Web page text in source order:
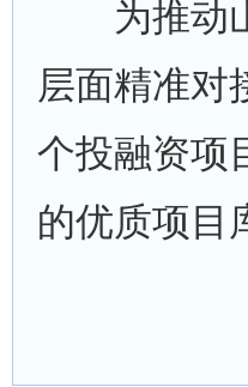
为推动山
层面精准对
个投融资项
的优质项目